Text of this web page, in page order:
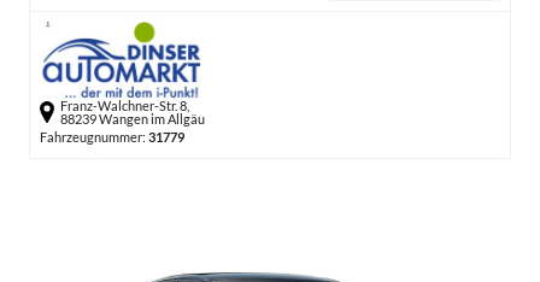
Franz-Walchner-Str. 8,
88239 Wangen im Allgäu
Fahrzeugnummer: 31779